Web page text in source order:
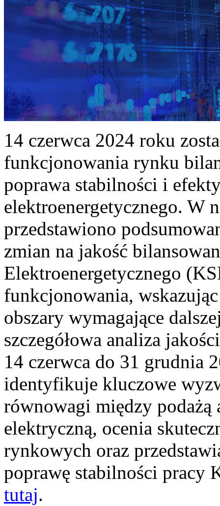
14 czerwca 2024 roku
funkcjonowania rynku
poprawa stabilności i
elektroenergetycznego. W
przedstawiono
zmian na jakość
Elektroenergetycznego
funkcjonowania,
obszary wymagające
szczegółowa analiza
14 czerwca do 31 grudnia
identyfikuje kluczowe
równowagi między podażą
elektryczną, ocenia
rynkowych oraz
poprawę stabilności pracy
tutaj.